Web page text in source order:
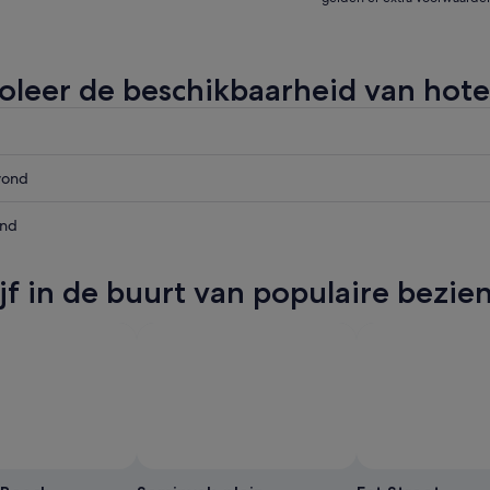
de beschikbaarheid van
in de buurt van populaire